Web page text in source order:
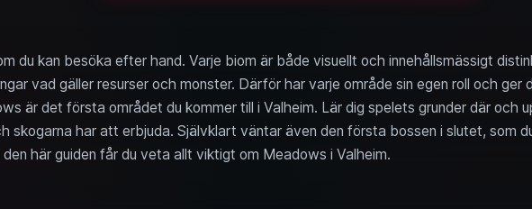
du kan besöka efter hand. Varje biom är både visuellt och innehållsmässigt
vad gäller resurser och monster. Därför har varje område sin egen roll och ger
är det första området du kommer till i Valheim. Lär dig spelets grunder där och
skogarna har att erbjuda. Självklart väntar även den första bossen i slutet, som
här guiden får du veta allt viktigt om Meadows i Valheim.